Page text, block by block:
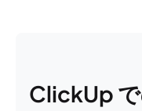
ClickUp